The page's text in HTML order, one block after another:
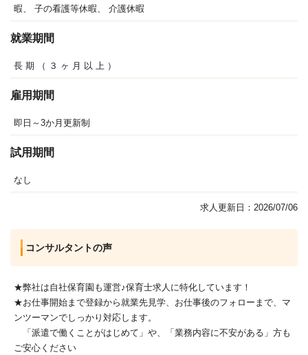
暇、 子の看護等休暇、 介護休暇
就業期間
長 期 （ ３ ヶ 月 以 上 ）
雇用期間
即日～3か月更新制
試用期間
なし
求人更新日：2026/07/06
コンサルタントの声
★弊社は自社保育園も運営♪保育士求人に特化しています！
★お仕事開始まで登録から就業先見学、お仕事後のフォローまで、マ
ンツーマンでしっかり対応します。
「派遣で働くことがはじめて」や、「業務内容に不安がある」方も
ご安心ください